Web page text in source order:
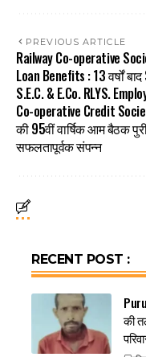
PREVIOUS ARTICLE
Railway Co-operative
Loan Benefits : 13 वर्षों बाद
S.E.C. & E.Co. RLYS.
Co-operative Credit
की 95वीं वार्षिक आम बैठक
सफलतापूर्वक संपन्न
RECENT POST :
की